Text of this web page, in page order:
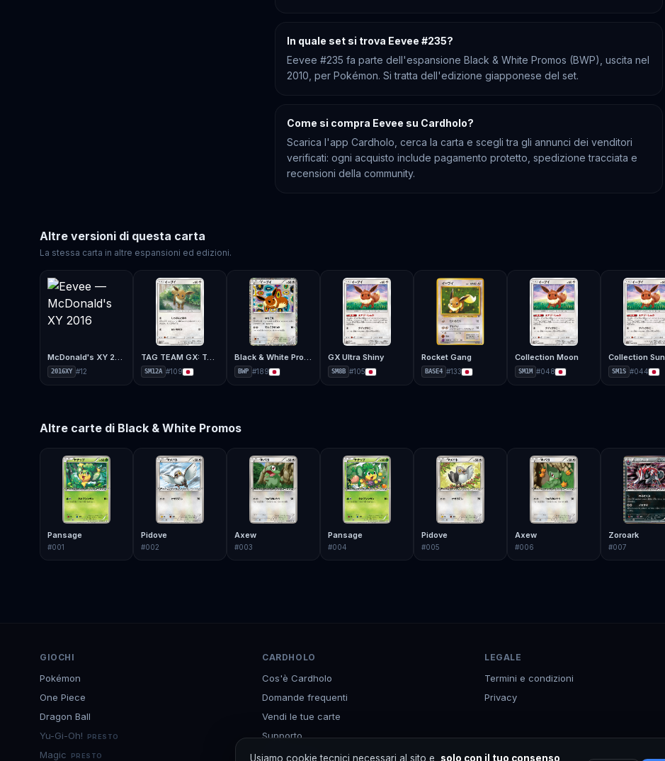
In quale set si trova Eevee #235?
Eevee #235 fa parte dell'espansione Black & White Promos (BWP), uscita nel
2010, per Pokémon. Si tratta dell'edizione giapponese del set.
Come si compra Eevee su Cardholo?
Scarica l'app Cardholo, cerca la carta e scegli tra gli annunci dei venditori
verificati: ogni acquisto include pagamento protetto, spedizione tracciata e
recensioni della community.
Altre versioni di questa carta
La stessa carta in altre espansioni ed edizioni.
McDonald's XY 2016
2016XY #12
TAG TEAM GX: Tag All Stars
SM12A #109
Black & White Promos
BWP #189
GX Ultra Shiny
SM8B #105
Rocket Gang
BASE4 #133
Collection Moon
SM1M #048
Collection Sun
SM1S #044
Altre carte di Black & White Promos
Pansage
#001
Pidove
#002
Axew
#003
Pansage
#004
Pidove
#005
Axew
#006
Zoroark
#007
GIOCHI
Pokémon
One Piece
Dragon Ball
Yu-Gi-Oh!
PRESTO
Magic PRESTO
CARDHOLO
Cos'è Cardholo
Domande frequenti
Vendi le tue carte
Supporto
Scarica l'app
LEGALE
Termini e condizioni
Privacy
Usiamo cookie tecnici necessari al sito e, solo con il tuo consenso